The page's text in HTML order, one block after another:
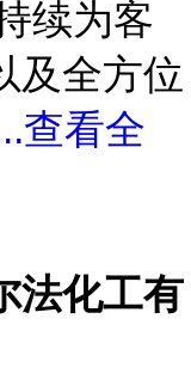
续为客
及全方位
查看全
法化工有